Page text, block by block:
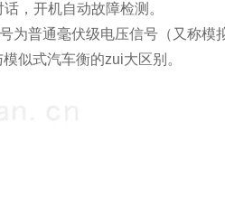
，开机自动故障检测。
为普通毫伏级电压信号（又称模
似式汽车衡的zui大区别。